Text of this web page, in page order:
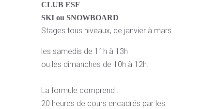
CLUB ESF
SKI ou SNOWBOARD
Stages tous niveaux, de janvier à mars
les samedis de 11h à 13h
ou les dimanches de 10h à 12h.
La formule comprend :
20 heures de cours encadrés par les